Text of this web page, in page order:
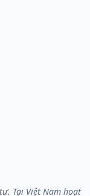
Tại Việt Nam hoạt